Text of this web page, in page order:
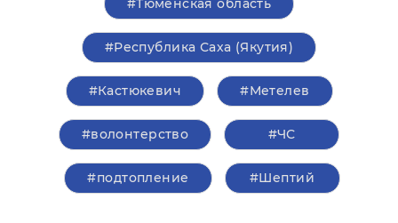
#Тюменская область
#Республика Саха (Якутия)
#Кастюкевич #Метелев
#волонтерство #ЧС
#подтопление #Шептий